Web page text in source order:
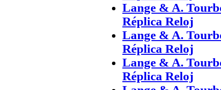
Lange & A.
Réplica Reloj
Lange & A.
Réplica Reloj
Lange & A.
Réplica Reloj